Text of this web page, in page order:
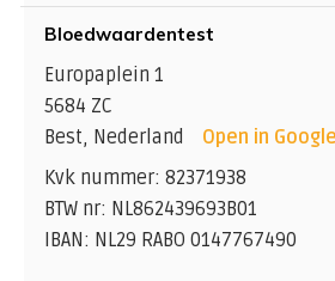
Bloedwaardentest
Europaplein 1
5684 ZC
Best, Nederland
Open in
Kvk nummer: 82371938
BTW nr: NL862439693B01
IBAN: NL29 RABO 0147767490